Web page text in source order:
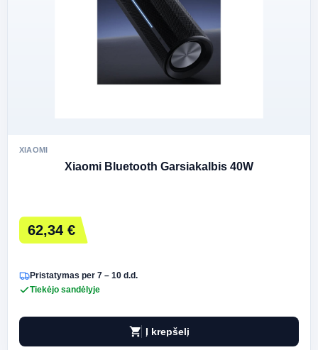
XIAOMI
Xiaomi Bluetooth Garsiakalbis 40W
62,34 €
Pristatymas per 7 – 10 d.d.
Tiekėjo sandėlyje
shopping_cart Į krepšelį